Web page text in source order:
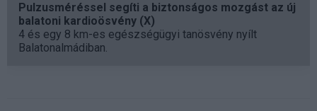
Pulzusméréssel segíti a biztonságos mozgást az új
balatoni kardioösvény (X)
4 és egy 8 km-es egészségügyi tanösvény nyílt
Balatonalmádiban.